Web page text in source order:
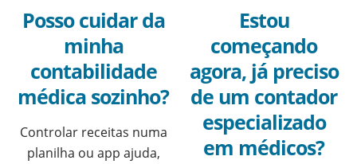
Posso cuidar da
minha
contabilidade
médica sozinho?
Controlar receitas numa
planilha ou app ajuda,
Estou
começando
agora, já preciso
de um contador
especializado
em médicos?